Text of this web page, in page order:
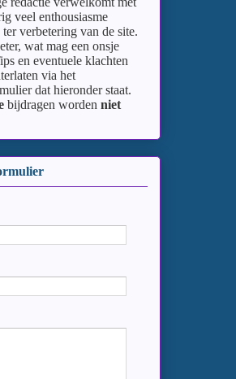
veel enthousiasme
ter verbetering van de site.
wat mag een onsje
en eventuele klachten
via het
dat hieronder staat.
bijdragen worden niet